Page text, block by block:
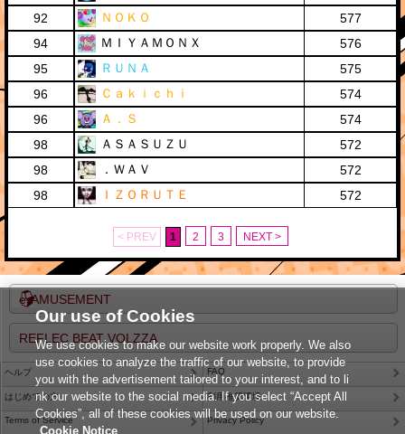
92
ＮＯＫＯ
577
94
ＭＩＹＡＭＯＮＸ
576
95
ＲＵＮＡ
575
96
Ｃａｋｉｃｈｉ
574
96
Ａ．Ｓ
574
98
ＡＳＡＳＵＺＵ
572
98
．ＷＡＶ
572
98
ＩＺＯＲＵＴＥ 572
< PREV 1 2 3 NEXT >
e-AMUSEMENT
REFLEC BEAT VOLZZA
ヘルプ FAQ
はじめての方 利用推奨環境
Terms of Service Privacy Policy
Our use of Cookies
We use cookies to make our website work properly. We also
use cookies to analyze the traffic of our website, to provide
you with the advertisement tailored to your interest, and to li
nk our website to the social media. If you select “Accept All
Cookies”, all of these cookies will be used on our website.
Cookie Notice